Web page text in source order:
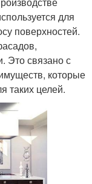
для
поверхностей.
Это связано с
которые
таких целей.